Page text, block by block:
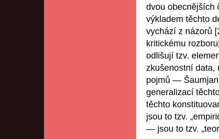
dvou obecnějších
výkladem těchto
vychází z názorů
kritickému rozboru
odlišují tzv.
zkušenostní data,
pojmů —
generalizací
těchto
jsou to tzv.
— jsou to tzv.